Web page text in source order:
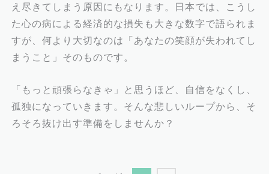
え尽きてしまう原因にもなります。日本では、こうし
た心の病による経済的な損失も大きな数字で語られま
すが、何より大切なのは「あなたの笑顔が失われてし
まうこと」そのものです。
「もっと頑張らなきゃ」と思うほど、自信をなくし、
孤独になっていきます。そんな悲しいループから、そ
ろそろ抜け出す準備をしませんか？